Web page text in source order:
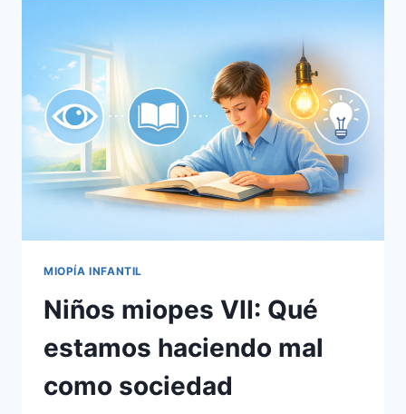
MIOPÍA INFANTIL
Niños miopes VII: Qué
estamos haciendo mal
como sociedad